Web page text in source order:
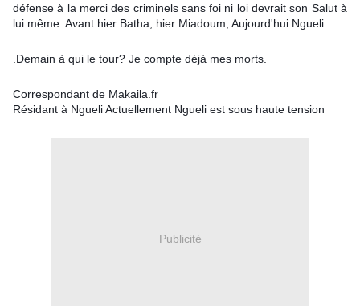
défense à la merci des criminels sans foi ni loi devrait son Salut à
lui même. Avant hier Batha, hier Miadoum, Aujourd'hui Ngueli...
.Demain à qui le tour? Je compte déjà mes morts.
Correspondant de Makaila.fr
Résidant à Ngueli Actuellement Ngueli est sous haute tension
Publicité